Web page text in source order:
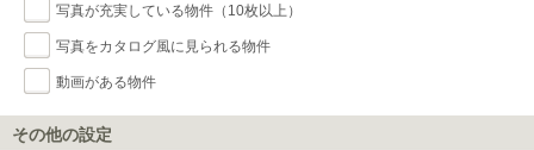
写真が充実している物件（10枚以上）
写真をカタログ風に見られる物件
動画がある物件
その他の設定